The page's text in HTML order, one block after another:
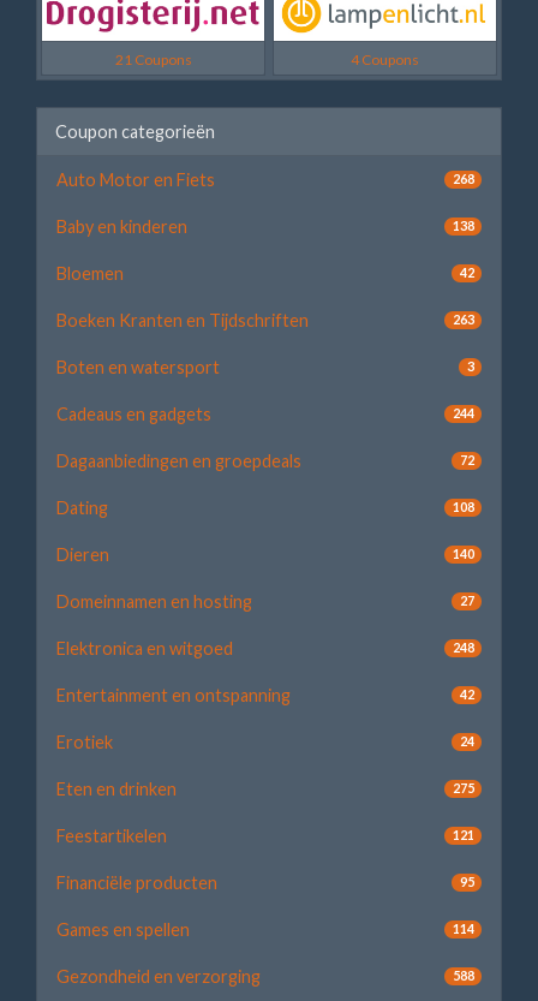
21 Coupons 4 Coupons
Coupon categorieën
Auto Motor en Fiets 268
Baby en kinderen 138
Bloemen 42
Boeken Kranten en Tijdschriften 263
Boten en watersport 3
Cadeaus en gadgets 244
Dagaanbiedingen en groepdeals 72
Dating 108
Dieren 140
Domeinnamen en hosting 27
Elektronica en witgoed 248
Entertainment en ontspanning 42
Erotiek 24
Eten en drinken 275
Feestartikelen 121
Financiële producten 95
Games en spellen 114
Gezondheid en verzorging 588